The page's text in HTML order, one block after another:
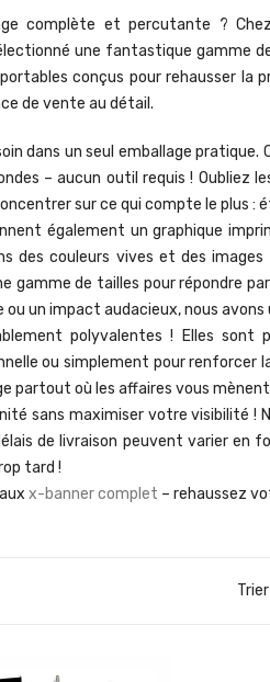
complète et percutante ?
une fantastique gamme
conçus pour rehausser la
de vente au détail.
dans un seul emballage pratique.
– aucun outil requis ! Oubliez
sur ce qui compte le plus :
également un graphique
des couleurs vives et des
gamme de tailles pour répondre
un impact audacieux, nous avons
polyvalentes ! Elles
ou simplement pour renforcer
partout où les affaires vous
sans maximiser votre visibilité !
de livraison peuvent varier en
tard !
x-banner complet – rehaussez